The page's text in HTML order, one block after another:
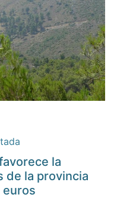
la
de la provincia
euros